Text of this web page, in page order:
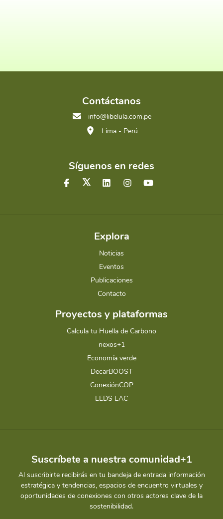
Contáctanos
info@libelula.com.pe
Lima - Perú
Síguenos en redes
Explora
Noticias
Eventos
Publicaciones
Contacto
Proyectos y plataformas
Calcula tu Huella de Carbono
nexos+1
Economía verde
DecarBOOST
ConexiónCOP
LEDS LAC
Suscríbete a nuestra comunidad+1
Al suscribirte recibirás en tu bandeja de entrada información
estratégica y tendencias, espacios de encuentro virtuales y
oportunidades de conexiones con otros actores clave de la
sostenibilidad.